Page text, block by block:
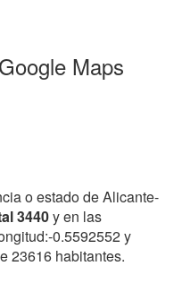
Maps
o estado de Alicante-
3440y en las
0.5592552 y
23616 habitantes.